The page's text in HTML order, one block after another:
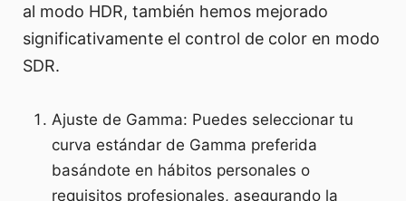
al modo HDR, también hemos mejorado
significativamente el control de color en modo
SDR.
Ajuste de Gamma: Puedes seleccionar tu
curva estándar de Gamma preferida
basándote en hábitos personales o
requisitos profesionales, asegurando la